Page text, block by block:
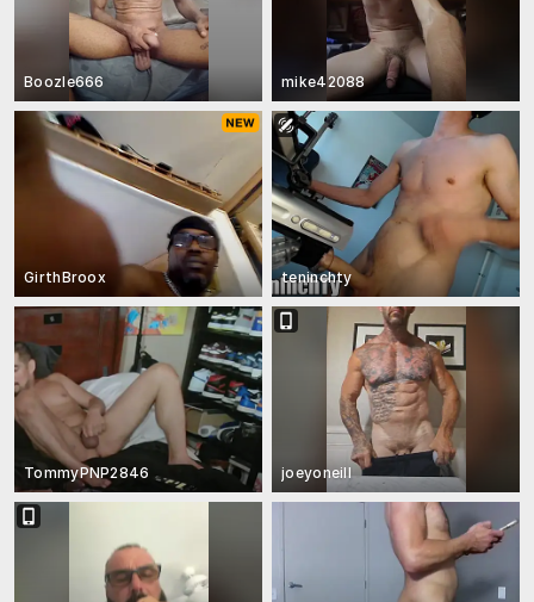
Boozle666 mike42088
GirthBroox teninchty
TommyPNP2846 joeyoneill